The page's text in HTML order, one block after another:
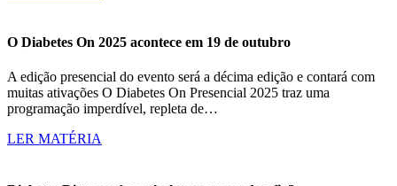
O Diabetes On 2025 acontece em 19 de outubro
A edição presencial do evento será a décima edição e contará com
muitas ativações O Diabetes On Presencial 2025 traz uma
programação imperdível, repleta de…
LER MATÉRIA